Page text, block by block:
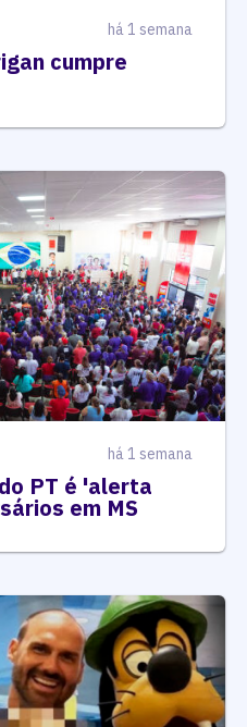
há 1 semana
cumpre
há 1 semana
PT é 'alerta
em MS